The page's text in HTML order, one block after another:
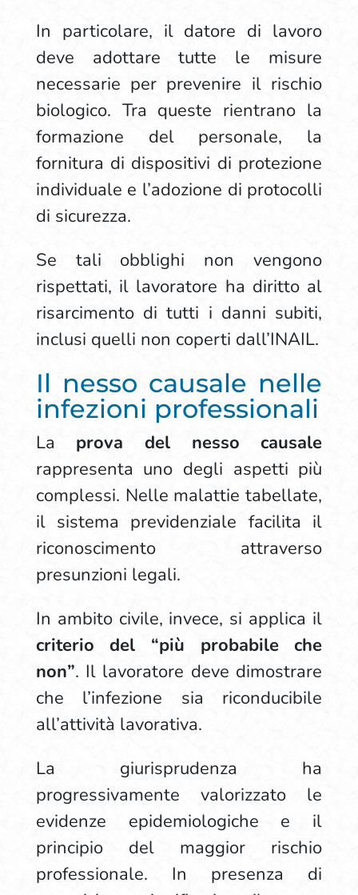
In particolare, il datore di lavoro
deve adottare tutte le misure
necessarie per prevenire il rischio
biologico. Tra queste rientrano la
formazione del personale, la
fornitura di dispositivi di protezione
individuale e l’adozione di protocolli
di sicurezza.
Se tali obblighi non vengono
rispettati, il lavoratore ha diritto al
risarcimento di tutti i danni subiti,
inclusi quelli non coperti dall’INAIL.
Il nesso causale nelle
infezioni professionali
La prova del nesso causale
rappresenta uno degli aspetti più
complessi. Nelle malattie tabellate,
il sistema previdenziale facilita il
riconoscimento attraverso
presunzioni legali.
In ambito civile, invece, si applica il
criterio del “più probabile che
non”. Il lavoratore deve dimostrare
che l’infezione sia riconducibile
all’attività lavorativa.
La giurisprudenza ha
progressivamente valorizzato le
evidenze epidemiologiche e il
principio del maggior rischio
professionale. In presenza di